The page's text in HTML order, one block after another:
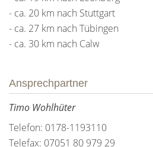
- ca. 20 km nach Stuttgart
- ca. 27 km nach Tübingen
- ca. 30 km nach Calw
Ansprechpartner
Timo Wohlhüter
Telefon: 0178-1193110
Telefax: 07051 80 979 29